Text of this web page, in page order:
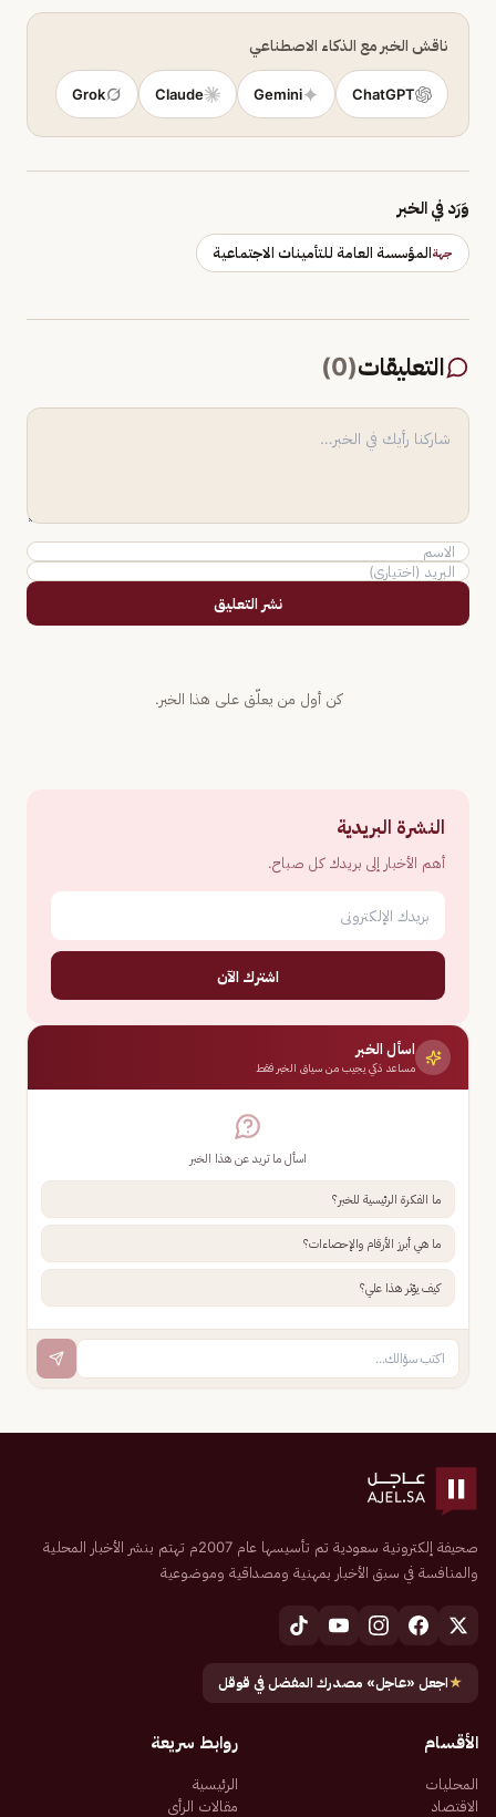
ناقش الخبر مع الذكاء الاصطناعي
ChatGPT
Gemini
Claude
Grok
وَرَد في الخبر
جهةالمؤسسة العامة للتأمينات الاجتماعية
التعليقات(
0
)
نشر التعليق
كن أول من يعلّق على هذا الخبر.
النشرة البريدية
أهم الأخبار إلى بريدك كل صباح.
اشترك الآن
اسأل الخبر
مساعد ذكي يجيب من سياق الخبر فقط
اسأل ما تريد عن هذا الخبر
ما الفكرة الرئيسية للخبر؟
ما هي أبرز الأرقام والإحصاءات؟
كيف يؤثر هذا علي؟
صحيفة إلكترونية سعودية تم تأسيسها عام 2007م تهتم بنشر الأخبار المحلية
والمنافسة في سبق الأخبار بمهنية ومصداقية وموضوعية
★اجعل «عاجل» مصدرك المفضل في قوقل
الأقسام
المحليات
الاقتصاد
روابط سريعة
الرئيسية
مقالات الرأي